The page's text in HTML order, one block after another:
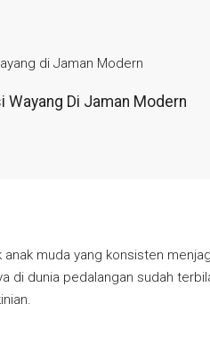
di Jaman Modern
Wayang Di Jaman Modern
muda yang konsisten
di dunia pedalangan sudah